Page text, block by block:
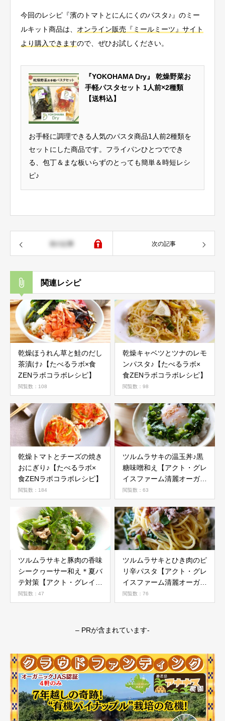
今回のレシピ『濱のトマトとにんにくのパスタ♪』のミー
ルキット商品は、 オンライン販売『ミールミーツ』サイト
より購入できますので、ぜひお試しください。
『YOKOHAMA Dry』 乾燥野菜お
手軽パスタセット 1人前×2種類
【送料込】
お手軽に調理できる人気のパスタ商品1人前2種類を
セットにした商品です。フライパンひとつででき
る、包丁＆まな板いらずのとっても簡単＆時短レシ
ピ♪
次の記事
関連レシピ
乾燥ほうれん草と鮭のだし
茶漬け♪【たべるラボ×食
ZENラボコラボレシピ】
閲覧数：108
乾燥キャベツとツナのレモ
ンパスタ♪【たべるラボ×
食ZENラボコラボレシピ】
閲覧数：98
乾燥トマトとチーズの焼き
おにぎり♪【たべるラボ×
食ZENラボコラボレシピ】
閲覧数：184
ツルムラサキの温玉丼♪黒
糖味噌和え【アクト・グレ
イスファーム清麗オーガニ
ック野菜活用レシピ】
閲覧数：63
ツルムラサキと豚肉の香味
シークヮーサー和え＊夏バ
テ対策【アクト・グレイス
ファーム清麗オーガニック
野菜活用レシピ】
閲覧数：47
ツルムラサキとひき肉のピ
リ辛パスタ【アクト・グレ
イスファーム清麗オーガニ
ック野菜活用レシピ】
閲覧数：76
– PRが含まれています-